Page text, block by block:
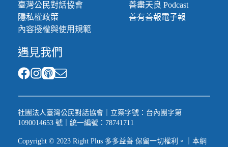
臺灣公民對話協會
隱私權政策
內容授權與使用規範
善盡天良 Podcast
善有善報電子報
遇見我們
社團法人臺灣公民對話協會｜立案字號：台內團字第
1090014653 號｜統一編號：78741711
Copyright © 2023 Right Plus 多多益善 保留一切權利。｜本網